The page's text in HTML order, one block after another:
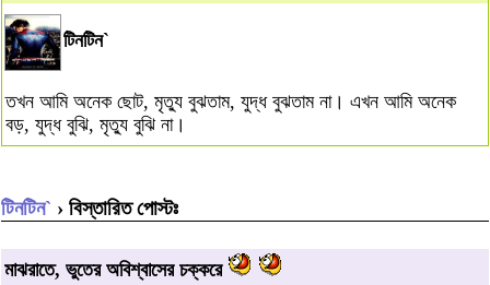
টিনটিন`
তখন আমি অনেক ছোট, মৃত্যু বুঝতাম, যুদ্ধ বুঝতাম না। এখন আমি অনেক
বড়, যুদ্ধ বুঝি, মৃত্যু বুঝি না।
টিনটিন` › বিস্তারিত পোস্টঃ
মাঝরাতে, ভুতের অবিশ্বাসের চক্করে